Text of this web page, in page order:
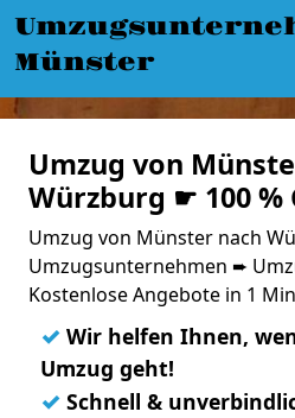
Münster
Umzug von
Würzburg ☛ 100
Umzug von Münster nach
Umzugsunternehmen ➨
Kostenlose Angebote in 1
✓ Wir helfen Ihnen,
Umzug geht!
✓ Schnell &